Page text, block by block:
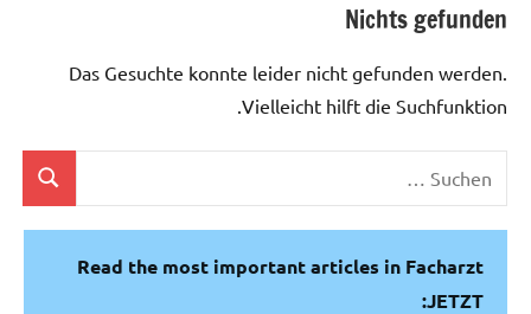
in
Switzerland,
and
Nichts gefunden
Das Gesuchte konnte leider nicht gefunden werden.
Vielleicht hilft die Suchfunktion.
Suchen
Read the most important articles in Facharzt
JETZT: